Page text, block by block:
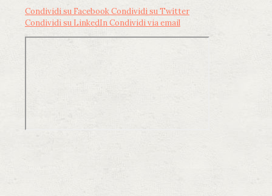
Condividi su FacebookCondividi su Twitter
Condividi su LinkedInCondividi via email